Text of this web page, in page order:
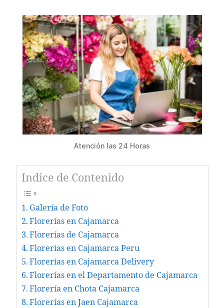
Atención las 24 Horas
Indice de Contenido
Galería de Foto
Florerías en Cajamarca
Florerías de Cajamarca
Florerías en Cajamarca Peru
Florerías en Cajamarca Delivery
Florerías en el Departamento de Cajamarca
Florería en Chota Cajamarca
Florerías en Jaen Cajamarca